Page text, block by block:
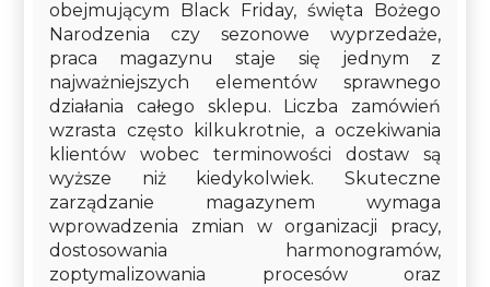
obejmującym Black Friday, święta Bożego
Narodzenia czy sezonowe wyprzedaże,
praca magazynu staje się jednym z
najważniejszych elementów sprawnego
działania całego sklepu. Liczba zamówień
wzrasta często kilkukrotnie, a oczekiwania
klientów wobec terminowości dostaw są
wyższe niż kiedykolwiek. Skuteczne
zarządzanie magazynem wymaga
wprowadzenia zmian w organizacji pracy,
dostosowania harmonogramów,
zoptymalizowania procesów oraz